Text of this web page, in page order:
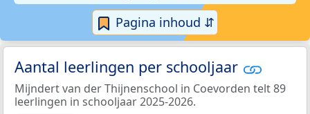
Pagina inhoud ⇵
Aantal leerlingen per schooljaar
Mijndert van der Thijnenschool in Coevorden telt 89
leerlingen in schooljaar 2025-2026.